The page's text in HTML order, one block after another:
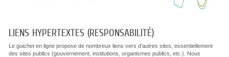
LIENS HYPERTEXTES (RESPONSABILITÉ)
Le guichet en ligne propose de nombreux liens vers d’autres sites, essentiellement
des sites publics (gouvernement, institutions, organismes publics, etc.). Nous